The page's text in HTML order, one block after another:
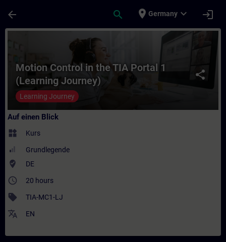
arrow_back search place Germany expand_more login
Kurs - Motion Control in the TIA Portal 1
share
Motion Control in the TIA Portal 1
(Learning Journey)
Learning Journey
Auf einen Blick
widgets Kurs
Grundlegende
where_to_vote DE
access_time 20 hours
sell TIA-MC1-LJ
translate EN